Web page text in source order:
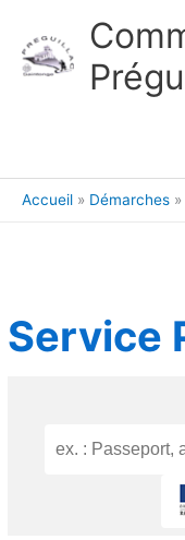
Accueil Démarches
Service